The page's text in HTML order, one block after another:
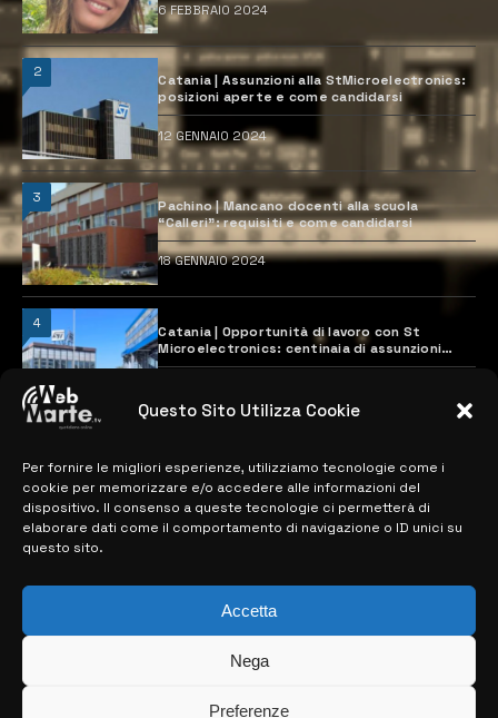
Questo Sito Utilizza Cookie
Per fornire le migliori esperienze, utilizziamo tecnologie come i
cookie per memorizzare e/o accedere alle informazioni del
dispositivo. Il consenso a queste tecnologie ci permetterà di
elaborare dati come il comportamento di navigazione o ID unici su
questo sito.
Accetta
Nega
Preferenze
6 FEBBRAIO 2024
2
Catania | Assunzioni alla StMicroelectronics:
posizioni aperte e come candidarsi
12 GENNAIO 2024
3
Pachino | Mancano docenti alla scuola
“Calleri”: requisiti e come candidarsi
18 GENNAIO 2024
4
Catania | Opportunità di lavoro con St
Microelectronics: centinaia di assunzioni
previste
MAPPA DEL SITO
> NOTIZIE